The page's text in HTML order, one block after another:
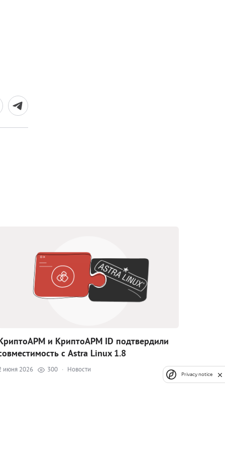
и КриптоАРМ ID подтвердили
с Astra Linux 1.8
июня 2026 300 · Новости
Privacy notice